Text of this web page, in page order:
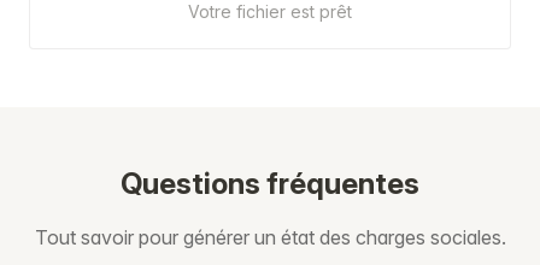
Votre fichier est prêt
Questions fréquentes
Tout savoir pour générer un état des charges sociales.